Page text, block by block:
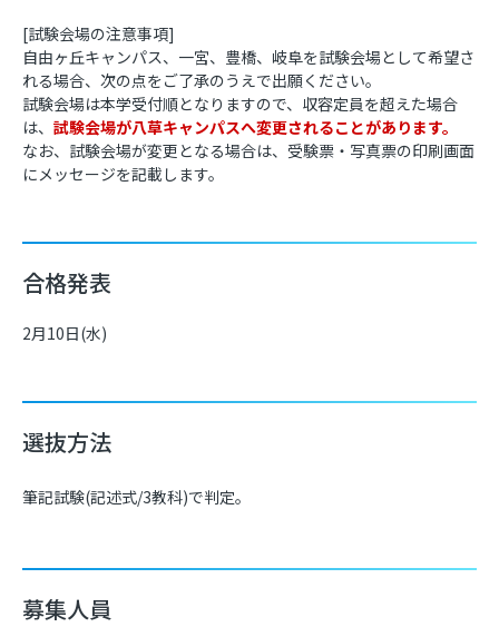
[試験会場の注意事項]
自由ヶ丘キャンパス、一宮、豊橋、岐阜を試験会場として希望さ
れる場合、次の点をご了承のうえで出願ください。
試験会場は本学受付順となりますので、収容定員を超えた場合
は、 試験会場が八草キャンパスへ変更されることがあります。
なお、試験会場が変更となる場合は、受験票・写真票の印刷画面
にメッセージを記載します。
合格発表
2月10日(水)
選抜方法
筆記試験(記述式/3教科)で判定。
募集人員